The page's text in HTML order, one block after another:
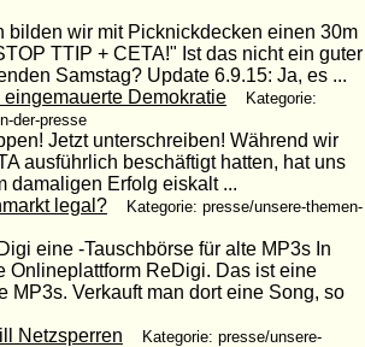
bilden wir mit Picknickdecken einen 30m
TTIP + CETA!" Ist das nicht ein guter
Samstag? Update 6.9.15: Ja, es ...
Demokratie
Kategorie:
der-presse
Jetzt unterschreiben! Während wir
ausführlich beschäftigt hatten, hat uns
damaligen Erfolg eiskalt ...
legal?
Kategorie: presse/unsere-themen-
eine -Tauschbörse für alte MP3s In
Onlineplattform ReDigi. Das ist eine
MP3s. Verkauft man dort eine Song, so
Netzsperren
Kategorie: presse/unsere-